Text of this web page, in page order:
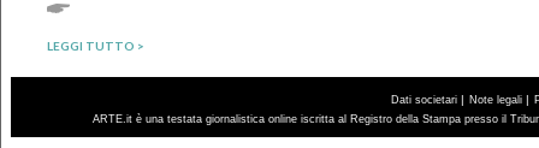
LEGGI TUTTO >
Dati societari Note legali
ARTE.it è una testata giornalistica online iscritta al Registro della Stampa presso il